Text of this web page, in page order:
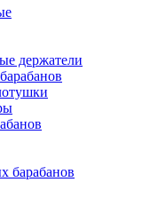
держатели
барабанов